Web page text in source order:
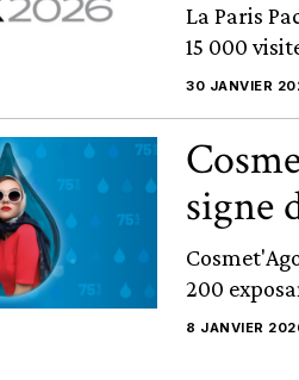
La Paris
15 000
30 JANVIER
signe
200
8 JANVIER